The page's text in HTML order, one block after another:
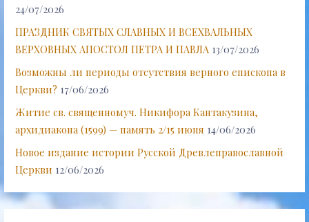
24/07/2026
ПРАЗДНИК СВЯТЫХ СЛАВНЫХ И ВСЕХВАЛЬНЫХ
ВЕРХОВНЫХ АПОСТОЛ ПЕТРА И ПАВЛА 13/07/2026
Возможны ли периоды отсутствия верного епископа в
Церкви? 17/06/2026
Житие св. священномуч. Никифора Кантакузина,
архидиакона (1599) — память 2/15 июня 14/06/2026
Новое издание истории Русской Древлеправославной
Церкви 12/06/2026